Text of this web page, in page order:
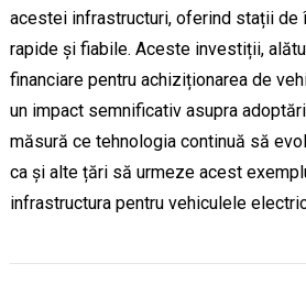
acestei infrastructuri, oferind stații de
rapide și fiabile. Aceste investiții,
financiare pentru achiziționarea de
un impact semnificativ asupra
măsură ce tehnologia continuă să
ca și alte țări să urmeze acest
infrastructura pentru vehiculele